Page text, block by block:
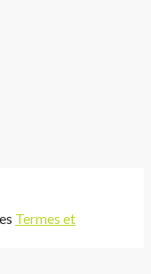
Termes et